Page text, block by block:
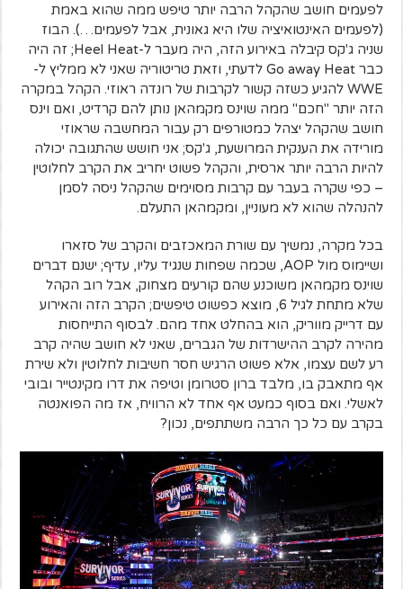
לפעמים חושב שהקהל הרבה יותר טיפש ממה שהוא באמת
(לפעמים האינטואיציה שלו היא גאונית, אבל לפעמים…). הבוז
שניה ג'קס קיבלה באירוע הזה, היה מעבר ל-Heel Heat; זה היה
כבר Go away Heat לדעתי, וזאת טריטוריה שאני לא ממליץ ל-
WWE להגיע כשזה קשור לקרבות של רונדה ראוזי. הקהל במקרה
הזה יותר "חכם" ממה שוינס מקמהאן נותן להם קרדיט, ואם וינס
חושב שהקהל יצהל כמטורפים רק עבור המחשבה שראוזי
מורידה את הענקית המרושעת, ג'קס; אני חושש שהתגובה יכולה
להיות הרבה יותר ארסית, והקהל פשוט יחריב את הקרב לחלוטין
– כפי שקרה בעבר עם קרבות מסוימים שהקהל ניסה לסמן
להנהלה שהוא לא מעוניין, ומקמהאן התעלם.
בכל מקרה, נמשיך עם שורת המאכזבים והקרב של סזארו
ושיימוס מול AOP, שכמה שפחות שנגיד עליו, עדיף; ישנם דברים
שוינס מקמהאן משוכנע שהם קורעים מצחוק, אבל רוב הקהל
שלא מתחת לגיל 6, מוצא כפשוט טיפשים; הקרב הזה והאירוע
עם דרייק מווריק, הוא בהחלט אחד מהם. לבסוף התייחסות
מהירה לקרב ההישרדות של הגברים, שאני לא חושב שהיה קרב
רע לשם עצמו, אלא פשוט הרגיש חסר חשיבות לחלוטין ולא שירת
אף מתאבק בו, מלבד ברון סטרומן וטיפה את דרו מקינטייר ובובי
לאשלי. ואם בסוף כמעט אף אחד לא הרוויח, אז מה הפואנטה
בקרב עם כל כך הרבה משתתפים, נכון?